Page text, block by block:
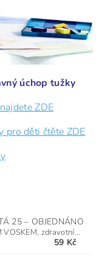
úchop tužky
ZDE
pro děti čtěte ZDE
25– OBJEDNÁNO
zdravotní...
59 Kč